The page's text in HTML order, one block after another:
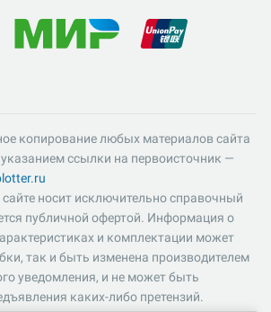
копирование любых материалов сайта
ссылки на первоисточник —
носит исключительно справочный
публичной офертой. Информация о
и комплектации может
так и быть изменена производителем
уведомления, и не может быть
каких-либо претензий.